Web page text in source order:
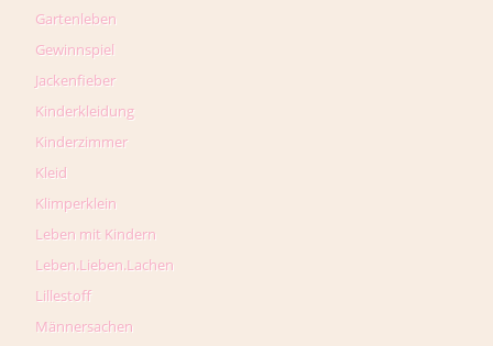
Gartenleben
Gewinnspiel
Jackenfieber
Kinderkleidung
Kinderzimmer
Kleid
Klimperklein
Leben mit Kindern
Leben.Lieben.Lachen
Lillestoff
Männersachen